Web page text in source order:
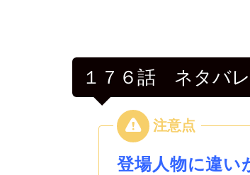
１７６話 ネタバレ
登場人物に違い